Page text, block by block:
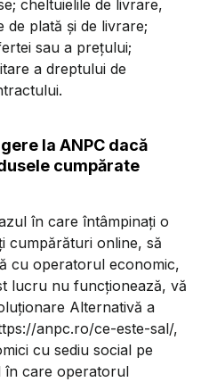
cheltuielile de livrare,
de plată şi de livrare;
sau a preţului;
a dreptului de
la ANPC dacă
cumpărate
în care întâmpinaţi o
cumpărături online, să
cu operatorul economic,
lucru nu funcţionează, vă
Alternativă a
anpc.ro/ce-este-sal/,
cu sediu social pe
în care operatorul